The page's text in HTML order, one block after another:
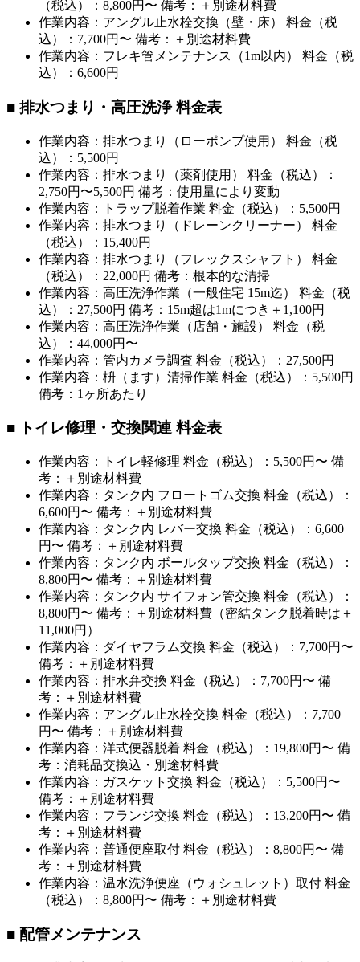
（税込）：8,800円〜 備考：＋別途材料費
作業内容：アングル止水栓交換（壁・床） 料金（税
込）：7,700円〜 備考：＋別途材料費
作業内容：フレキ管メンテナンス（1m以内） 料金（税
込）：6,600円
■ 排水つまり・高圧洗浄 料金表
作業内容：排水つまり（ローポンプ使用） 料金（税
込）：5,500円
作業内容：排水つまり（薬剤使用） 料金（税込）：
2,750円〜5,500円 備考：使用量により変動
作業内容：トラップ脱着作業 料金（税込）：5,500円
作業内容：排水つまり（ドレーンクリーナー） 料金
（税込）：15,400円
作業内容：排水つまり（フレックスシャフト） 料金
（税込）：22,000円 備考：根本的な清掃
作業内容：高圧洗浄作業（一般住宅 15m迄） 料金（税
込）：27,500円 備考：15m超は1mにつき＋1,100円
作業内容：高圧洗浄作業（店舗・施設） 料金（税
込）：44,000円〜
作業内容：管内カメラ調査 料金（税込）：27,500円
作業内容：枡（ます）清掃作業 料金（税込）：5,500円
備考：1ヶ所あたり
■ トイレ修理・交換関連 料金表
作業内容：トイレ軽修理 料金（税込）：5,500円〜 備
考：＋別途材料費
作業内容：タンク内 フロートゴム交換 料金（税込）：
6,600円〜 備考：＋別途材料費
作業内容：タンク内 レバー交換 料金（税込）：6,600
円〜 備考：＋別途材料費
作業内容：タンク内 ボールタップ交換 料金（税込）：
8,800円〜 備考：＋別途材料費
作業内容：タンク内 サイフォン管交換 料金（税込）：
8,800円〜 備考：＋別途材料費（密結タンク脱着時は＋
11,000円）
作業内容：ダイヤフラム交換 料金（税込）：7,700円〜
備考：＋別途材料費
作業内容：排水弁交換 料金（税込）：7,700円〜 備
考：＋別途材料費
作業内容：アングル止水栓交換 料金（税込）：7,700
円〜 備考：＋別途材料費
作業内容：洋式便器脱着 料金（税込）：19,800円〜 備
考：消耗品交換込・別途材料費
作業内容：ガスケット交換 料金（税込）：5,500円〜
備考：＋別途材料費
作業内容：フランジ交換 料金（税込）：13,200円〜 備
考：＋別途材料費
作業内容：普通便座取付 料金（税込）：8,800円〜 備
考：＋別途材料費
作業内容：温水洗浄便座（ウォシュレット）取付 料金
（税込）：8,800円〜 備考：＋別途材料費
■ 配管メンテナンス